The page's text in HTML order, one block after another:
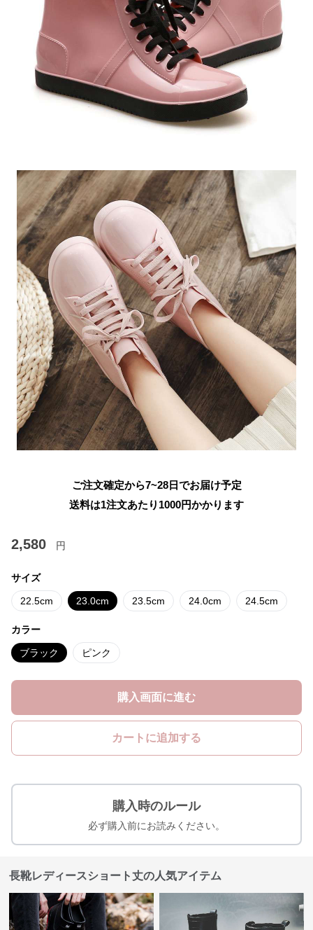
ご注文確定から7~28日でお届け予定
送料は1注文あたり 1000円かかります
2,580 円
サイズ
22.5cm 23.0cm 23.5cm 24.0cm 24.5cm
カラー
ブラック ピンク
購入画面に進む
カートに追加する
購入時のルール
必ず購入前にお読みください。
長靴レディースショート丈の人気アイテム